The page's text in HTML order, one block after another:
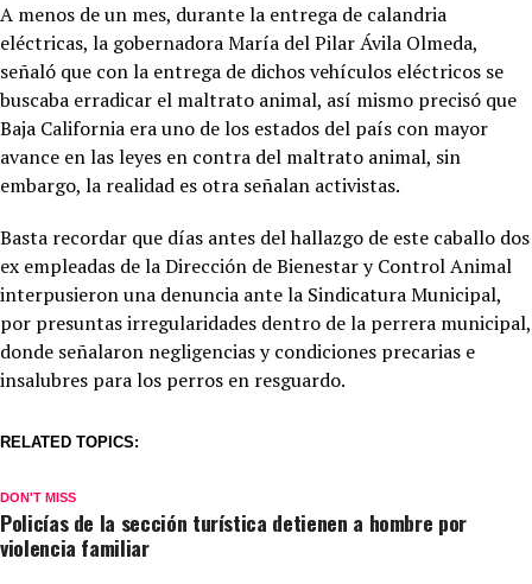
A menos de un mes, durante la entrega de calandria
eléctricas, la gobernadora María del Pilar Ávila Olmeda,
señaló que con la entrega de dichos vehículos eléctricos se
buscaba erradicar el maltrato animal, así mismo precisó que
Baja California era uno de los estados del país con mayor
avance en las leyes en contra del maltrato animal, sin
embargo, la realidad es otra señalan activistas.
Basta recordar que días antes del hallazgo de este caballo dos
ex empleadas de la Dirección de Bienestar y Control Animal
interpusieron una denuncia ante la Sindicatura Municipal,
por presuntas irregularidades dentro de la perrera municipal,
donde señalaron negligencias y condiciones precarias e
insalubres para los perros en resguardo.
RELATED TOPICS:
DON'T MISS
Policías de la sección turística detienen a hombre por
violencia familiar